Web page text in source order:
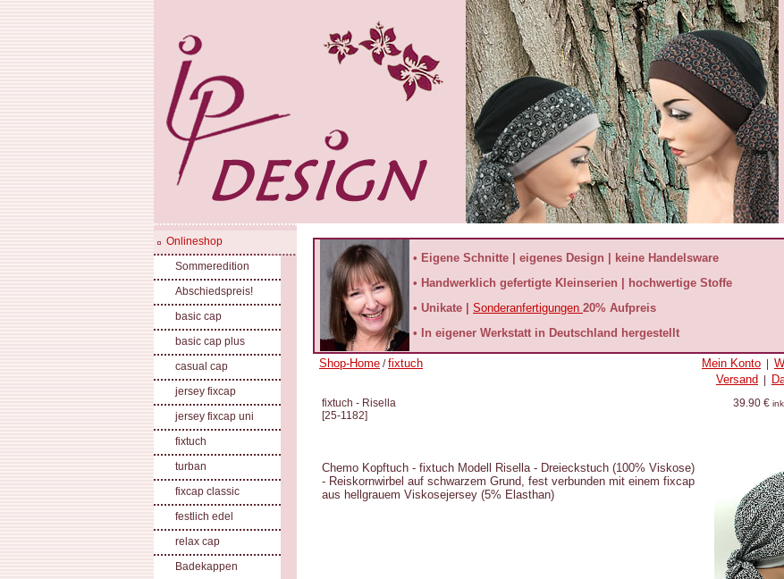
Onlineshop
Sommeredition
Abschiedspreis!
basic cap
basic cap plus
casual cap
jersey fixcap
jersey fixcap uni
fixtuch
turban
fixcap classic
festlich edel
relax cap
Badekappen
• Eigene Schnitte | eigenes Design | keine Handelsware
• Handwerklich gefertigte Kleinserien | hochwertige Stoffe
• Unikate | Sonderanfertigungen 20% Aufpreis
• In eigener Werkstatt in Deutschland hergestellt
Shop-Home /fixtuch Mein Konto
Versand
fixtuch - Risella
[25-1182]
39.90 €
Chemo Kopftuch - fixtuch Modell Risella - Dreieckstuch (100% Viskose)
- Reiskornwirbel auf schwarzem Grund, fest verbunden mit einem fixcap
aus hellgrauem Viskosejersey (5% Elasthan)